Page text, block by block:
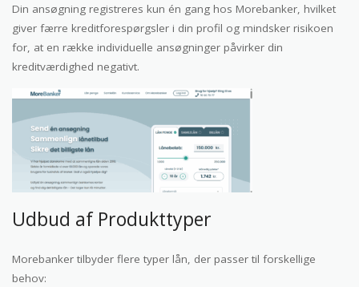
Din ansøgning registreres kun én gang hos Morebanker, hvilket
giver færre kreditforespørgsler i din profil og mindsker risikoen
for, at en række individuelle ansøgninger påvirker din
kreditværdighed negativt.
Udbud af Produkttyper
Morebanker tilbyder flere typer lån, der passer til forskellige
behov: